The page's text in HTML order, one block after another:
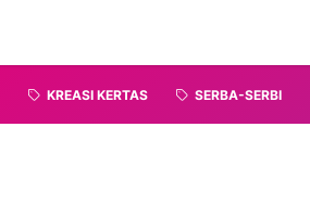
KREASI KERTAS SERBA-SERBI